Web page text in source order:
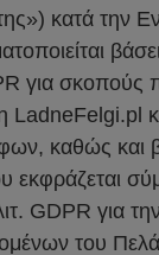
κατά την
για σκοπούς
LadneFelgi.pl
καθώς και
εκφράζεται
GDPR για
του